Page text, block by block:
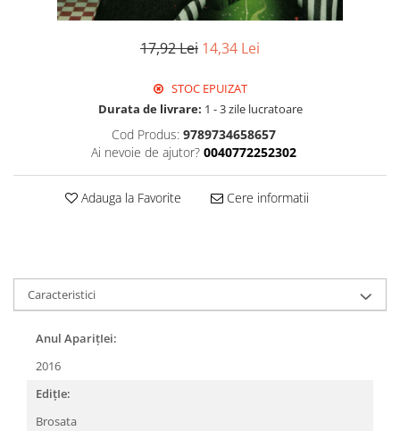
17,92 Lei 14,34 Lei
STOC EPUIZAT
Durata de livrare: 1 - 3 zile lucratoare
Cod Produs: 9789734658657
Ai nevoie de ajutor? 0040772252302
Adauga la Favorite Cere informatii
Caracteristici
Anul AparițIei:
2016
EdițIe:
Brosata